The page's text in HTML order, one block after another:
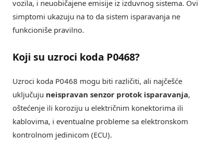
vozila, i neuobičajene emisije iz izduvnog sistema. Ovi
simptomi ukazuju na to da sistem isparavanja ne
funkcioniše pravilno.
Koji su uzroci koda P0468?
Uzroci koda P0468 mogu biti različiti, ali najčešće
uključuju neispravan senzor protok isparavanja,
oštećenje ili koroziju u električnim konektorima ili
kablovima, i eventualne probleme sa elektronskom
kontrolnom jedinicom (ECU).